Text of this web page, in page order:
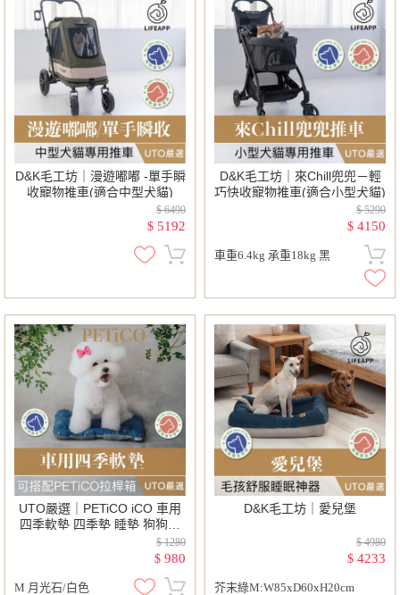
D&K毛工坊｜漫遊嘟嘟 -單手瞬
收寵物推車(適合中型犬貓)
$ 6490
$ 5192
D&K毛工坊｜來Chill兜兜－輕
巧快收寵物推車(適合小型犬貓)
$ 5290
$ 4150
車重6.4kg 承重18kg 黑
UTO嚴選｜PETiCO iCO 車用
四季軟墊 四季墊 睡墊 狗狗睡
$ 1280
$ 980
M 月光石/白色
D&K毛工坊｜愛兒堡
$ 4980
$ 4233
芥末綠M:W85xD60xH20cm